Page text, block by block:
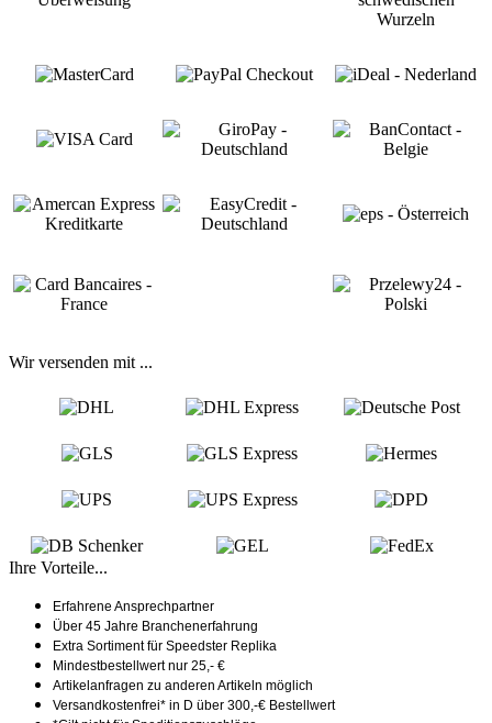
Wir versenden mit ...
Ihre Vorteile...
Erfahrene Ansprechpartner
Über 45 Jahre Branchenerfahrung
Extra Sortiment für Speedster Replika
Mindestbestellwert nur 25,- €
Artikelanfragen zu anderen Artikeln möglich
Versandkostenfrei* in D über 300,-€ Bestellwert